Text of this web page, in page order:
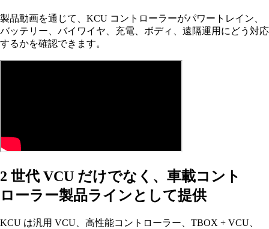
製品動画を通じて、KCU コントローラーがパワートレイン、
バッテリー、バイワイヤ、充電、ボディ、遠隔運用にどう対応
するかを確認できます。
2 世代 VCU だけでなく、車載コント
ローラー製品ラインとして提供
KCU は汎用 VCU、高性能コントローラー、TBOX + VCU、